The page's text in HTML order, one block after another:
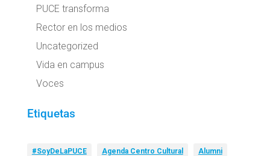
PUCE transforma
Rector en los medios
Uncategorized
Vida en campus
Voces
Etiquetas
#SoyDeLaPUCE Agenda Centro Cultural Alumni